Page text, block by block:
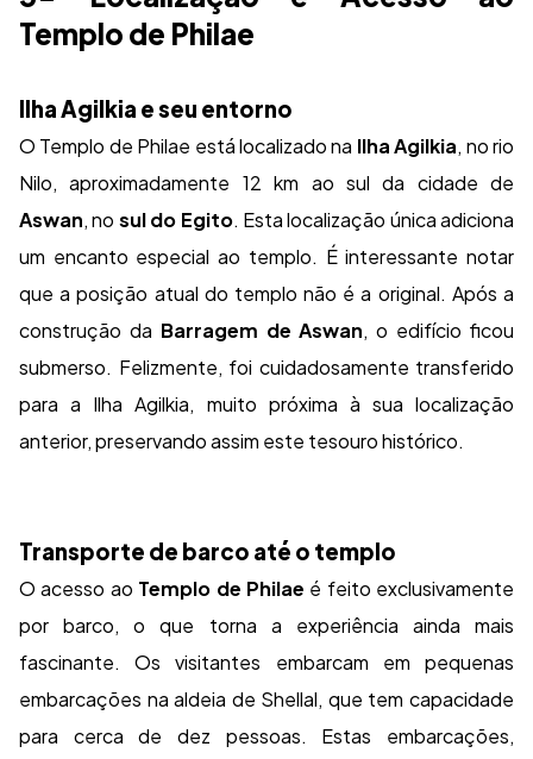
Templo de Philae
Ilha Agilkia e seu entorno
O Templo de Philae está localizado na Ilha Agilkia, no rio
Nilo, aproximadamente 12 km ao sul da cidade de
Aswan, no sul do Egito. Esta localização única adiciona
um encanto especial ao templo. É interessante notar
que a posição atual do templo não é a original. Após a
construção da Barragem de Aswan, o edifício ficou
submerso. Felizmente, foi cuidadosamente transferido
para a Ilha Agilkia, muito próxima à sua localização
anterior, preservando assim este tesouro histórico.
Transporte de barco até o templo
O acesso ao Templo de Philae é feito exclusivamente
por barco, o que torna a experiência ainda mais
fascinante. Os visitantes embarcam em pequenas
embarcações na aldeia de Shellal, que tem capacidade
para cerca de dez pessoas. Estas embarcações,